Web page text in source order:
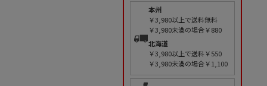
本州
￥3,980以上で送料無料
￥3,980未満の場合￥880
北海道
￥3,980以上で送料￥550
￥3,980未満の場合￥1,100